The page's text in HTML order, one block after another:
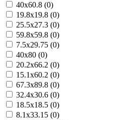
40x60.8 (0)
19.8x19.8 (0)
25.5x27.3 (0)
59.8x59.8 (0)
7.5x29.75 (0)
40x80 (0)
20.2x66.2 (0)
15.1x60.2 (0)
67.3x89.8 (0)
32.4x30.6 (0)
18.5x18.5 (0)
8.1x33.15 (0)